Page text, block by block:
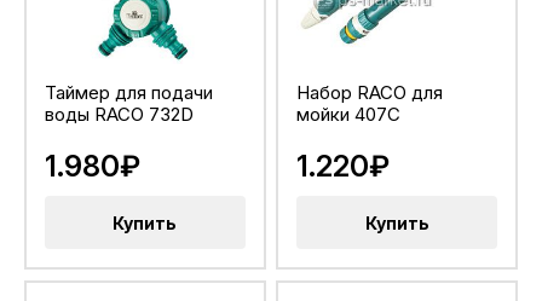
Таймер для подачи
воды RACO 732D
1.980₽
Купить
Набор RACO для
мойки 407C
1.220₽
Купить